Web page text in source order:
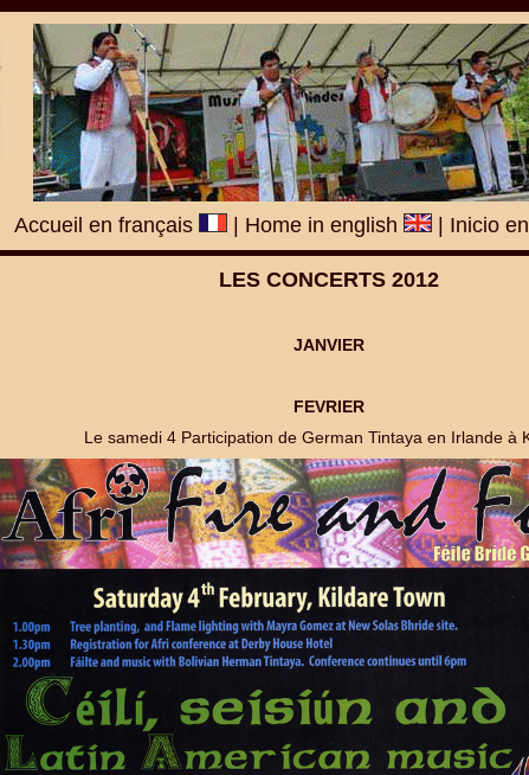
Accueil en français Home in english Inicio
LES CONCERTS 2012
JANVIER
FEVRIER
Le samedi 4 Participation de German Tintaya en Irlande à